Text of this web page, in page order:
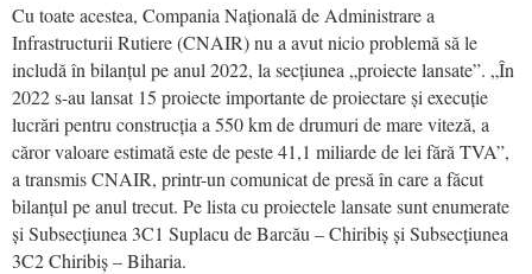
Cu toate acestea, Compania Națională de Administrare a
Infrastructurii Rutiere (CNAIR) nu a avut nicio problemă să le
includă în bilanțul pe anul 2022, la secțiunea „proiecte lansate”. „În
2022 s-au lansat 15 proiecte importante de proiectare și execuție
lucrări pentru construcția a 550 km de drumuri de mare viteză, a
căror valoare estimată este de peste 41,1 miliarde de lei fără TVA”,
a transmis CNAIR, printr-un comunicat de presă în care a făcut
bilanțul pe anul trecut. Pe lista cu proiectele lansate sunt enumerate
și Subsecțiunea 3C1 Suplacu de Barcău – Chiribiș și Subsecțiunea
3C2 Chiribiș – Biharia.